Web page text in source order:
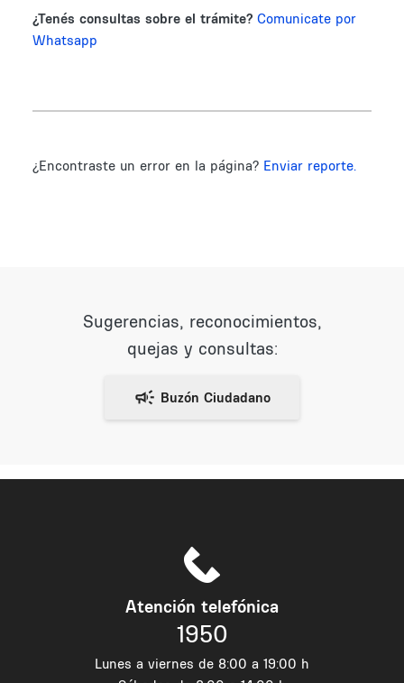
¿Tenés consultas sobre el trámite? Comunicate por
Whatsapp
¿Encontraste un error en la página? Enviar reporte.
Sugerencias, reconocimientos,
quejas y consultas:
Atención telefónica
1950
Lunes a viernes de 8:00 a 19:00 h